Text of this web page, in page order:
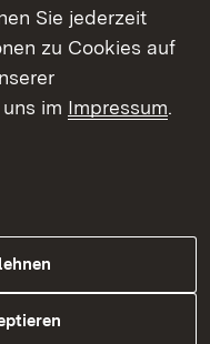
der
und
Frauen- und
investive
Sie jederzeit
zu Cookies auf
im Impressum.